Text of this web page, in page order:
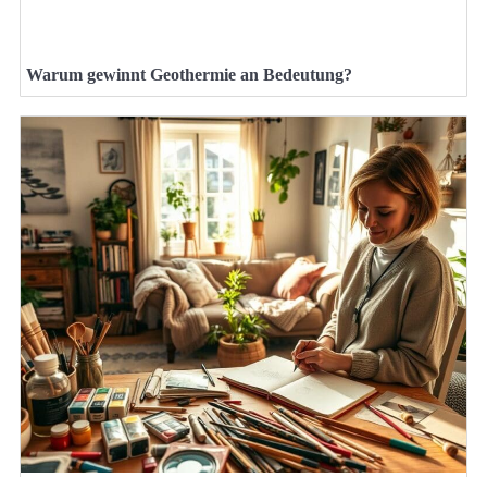
Warum gewinnt Geothermie an Bedeutung?